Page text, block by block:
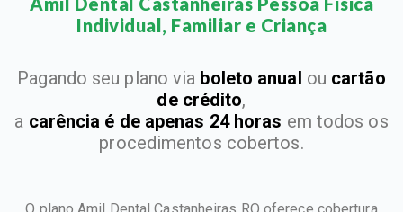
Individual, Familiar e Criança​
Pagando seu plano via boleto anual ou cartão
de crédito,
a carência é de apenas 24 horas em todos os
procedimentos cobertos.